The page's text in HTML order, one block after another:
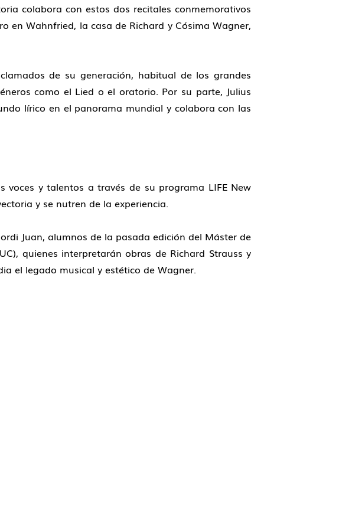
colabora con estos dos recitales conmemorativos
en Wahnfried, la casa de Richard y Cósima Wagner,
de su generación, habitual de los grandes
como el Lied o el oratorio. Por su parte, Julius
lírico en el panorama mundial y colabora con las
voces y talentos a través de su programa LIFE New
y se nutren de la experiencia.
Juan, alumnos de la pasada edición del Máster de
quienes interpretarán obras de Richard Strauss y
el legado musical y estético de Wagner.